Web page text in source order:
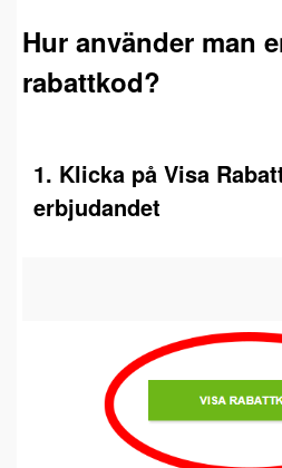
Hur använder man
rabattkod?
1. Klicka på Visa
erbjudandet